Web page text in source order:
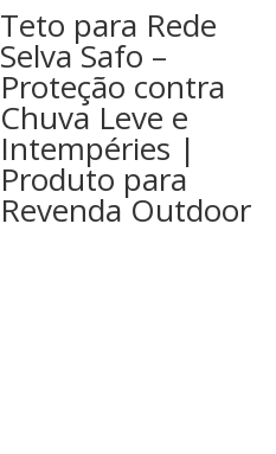
Teto para Rede
Selva Safo –
Proteção contra
Chuva Leve e
Intempéries |
Produto para
Revenda Outdoor